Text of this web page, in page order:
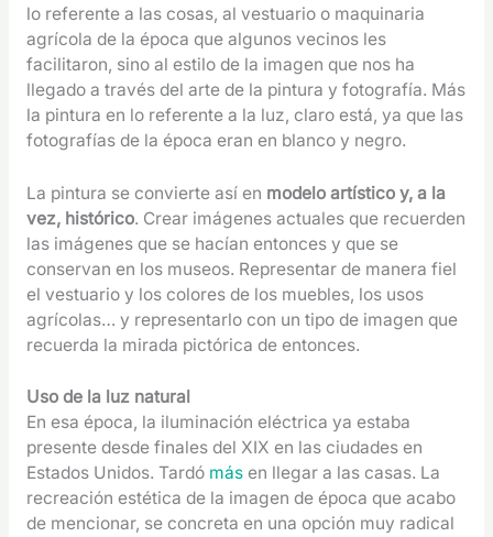
lo referente a las cosas, al vestuario o maquinaria
agrícola de la época que algunos vecinos les
facilitaron, sino al estilo de la imagen que nos ha
llegado a través del arte de la pintura y fotografía. Más
la pintura en lo referente a la luz, claro está, ya que las
fotografías de la época eran en blanco y negro.
La pintura se convierte así en modelo artístico y, a la
vez, histórico. Crear imágenes actuales que recuerden
las imágenes que se hacían entonces y que se
conservan en los museos. Representar de manera fiel
el vestuario y los colores de los muebles, los usos
agrícolas… y representarlo con un tipo de imagen que
recuerda la mirada pictórica de entonces.
Uso de la luz natural
En esa época, la iluminación eléctrica ya estaba
presente desde finales del XIX en las ciudades en
Estados Unidos. Tardó másen llegar a las casas. La
recreación estética de la imagen de época que acabo
de mencionar, se concreta en una opción muy radical